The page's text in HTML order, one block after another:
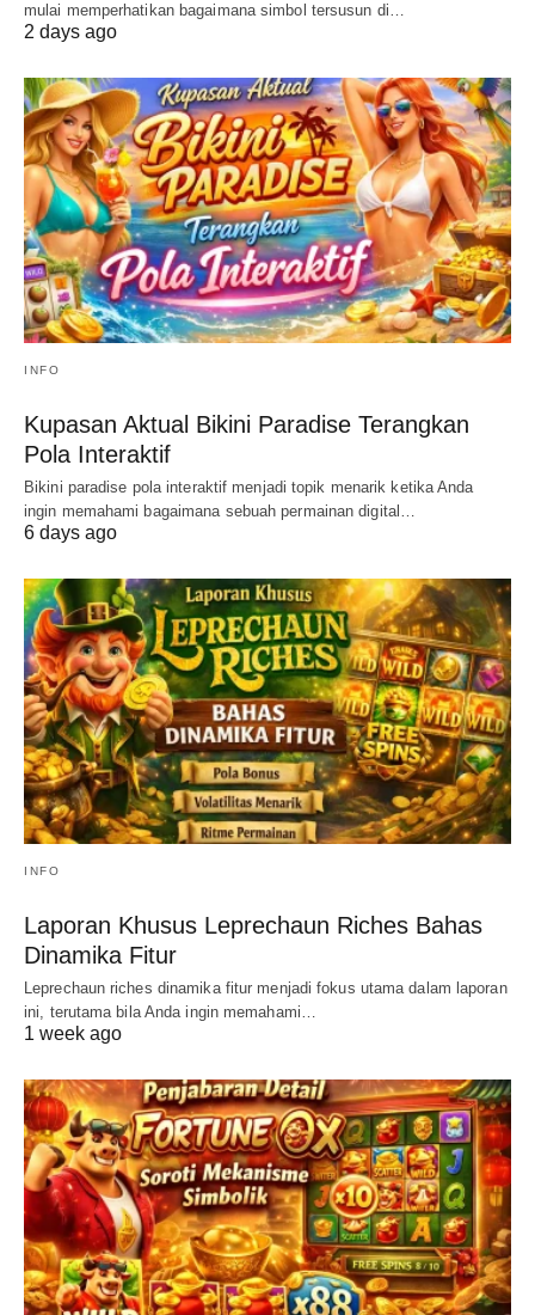
mulai memperhatikan bagaimana simbol tersusun di…
2 days ago
INFO
Kupasan Aktual Bikini Paradise Terangkan
Pola Interaktif
Bikini paradise pola interaktif menjadi topik menarik ketika Anda
ingin memahami bagaimana sebuah permainan digital…
6 days ago
INFO
Laporan Khusus Leprechaun Riches Bahas
Dinamika Fitur
Leprechaun riches dinamika fitur menjadi fokus utama dalam laporan
ini, terutama bila Anda ingin memahami…
1 week ago